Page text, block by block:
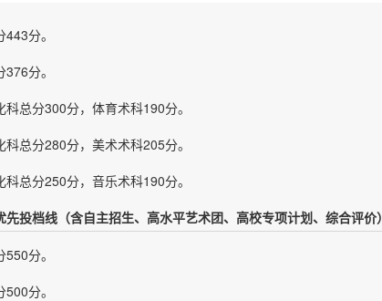
分。
分。
总分300分，体育术科190分。
总分280分，美术术科205分。
总分250分，音乐术科190分。
先投档线（含自主招生、高水平艺术团、高校专项计划、综合评价）
分。
分。